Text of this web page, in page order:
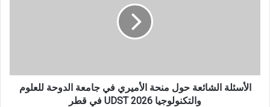
للعلوم
والتكنولوجيا
الأسئلة الشائعة حول منحة الأميري في جامعة الدوحة للعلوم
والتكنولوجيا 2026 UDST في قطر